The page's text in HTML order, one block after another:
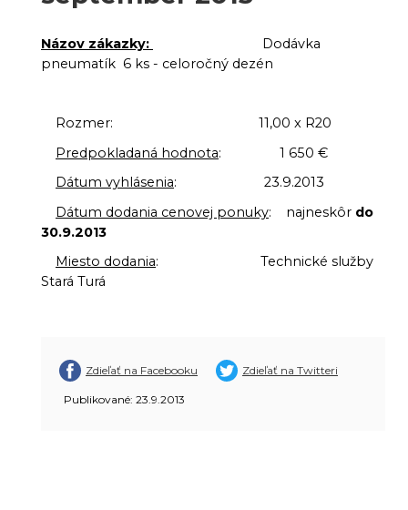
Názov zákazky:
Dodávka
pneumatík 6 ks - celoročný dezén
Rozmer: 11,00 x R20
Predpokladaná hodnota: 1 650 €
Dátum vyhlásenia: 23.9.2013
Dátum dodania cenovej ponuky: najneskôr do
30.9.2013
Miesto dodania: Technické služby
Stará Turá
Zdieľať na Facebooku Zdieľať na Twitteri
Publikované: 23.9.2013